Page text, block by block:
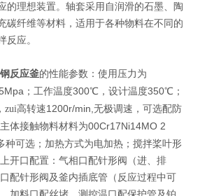
的理想装置。轴套采用自润滑的石墨、陶
碳纤维等材料，适用于各种物料在不同的
反应。
反应釜的性能参数：使用压力为
；工作温度300℃，设计温度350℃；
，zui高转速1200r/min,无极调速，可选配防
体接触物料材料为00Cr17Ni14MO 2
种可选；加热方式为电加热；搅拌桨叶形
开口配置：气相口配针形阀（进、排
配针形阀及釜内插底管（反应过程中可